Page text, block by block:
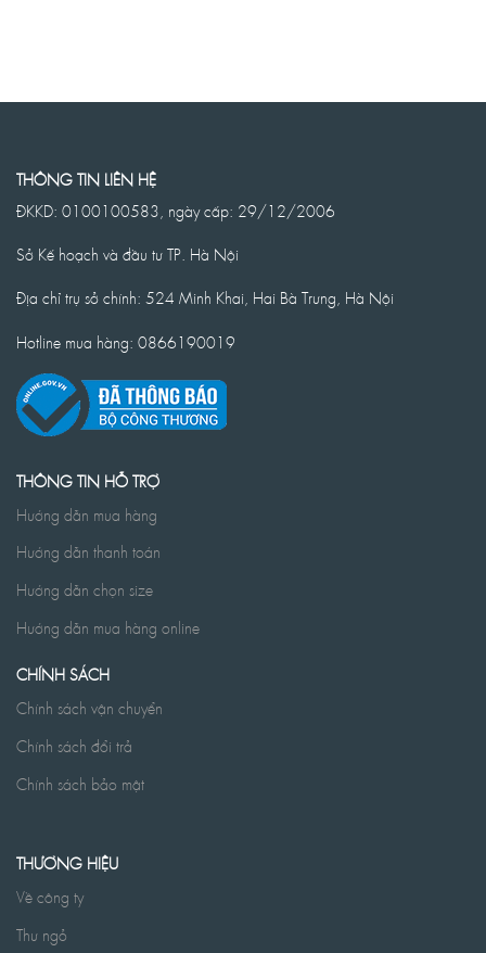
THÔNG TIN LIÊN HỆ
ĐKKD: 0100100583, ngày cấp: 29/12/2006
Sở Kế hoạch và đầu tư TP. Hà Nội
Địa chỉ trụ sở chính: 524 Minh Khai, Hai Bà Trưng, Hà Nội
Hotline mua hàng: 0866190019
THÔNG TIN HỖ TRỢ
Hướng dẫn mua hàng
Hướng dẫn thanh toán
Hướng dẫn chọn size
Hướng dẫn mua hàng online
CHÍNH SÁCH
Chính sách vận chuyển
Chính sách đổi trả
Chính sách bảo mật
THƯƠNG HIỆU
Về công ty
Thư ngỏ